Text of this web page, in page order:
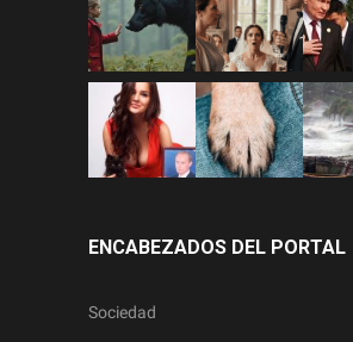
ENCABEZADOS DEL PORTAL
Sociedad